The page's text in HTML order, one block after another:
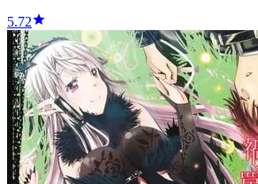
5.72